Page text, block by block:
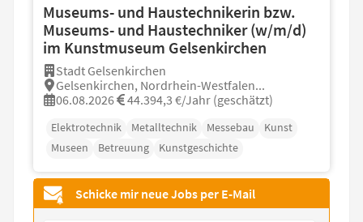
Museums- und Haustechnikerin bzw.
Museums- und Haustechniker (w/m/d)
im Kunstmuseum Gelsenkirchen
Stadt Gelsenkirchen
Gelsenkirchen, Nordrhein-Westfalen...
06.08.2026
44.394,3 €/Jahr (geschätzt)
Elektrotechnik Metalltechnik Messebau
Kunst
Museen
Betreuung Kunstgeschichte
Schicke mir neue Jobs per E-Mail